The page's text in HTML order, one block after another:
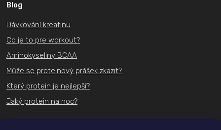
Blog
Dávkování kreatinu
Co je to pre workout?
Aminokyseliny BCAA
Může se proteinový prášek zkazit?
Který protein je nejlepší?
Jaký protein na noc?